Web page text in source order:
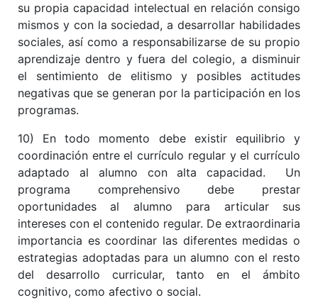
su propia capacidad intelectual en relación consigo
mismos y con la sociedad, a desarrollar habilidades
sociales, así como a responsabilizarse de su propio
aprendizaje dentro y fuera del colegio, a disminuir
el sentimiento de elitismo y posibles actitudes
negativas que se generan por la participación en los
programas.
10) En todo momento debe existir equilibrio y
coordinación entre el currículo regular y el currículo
adaptado al alumno con alta capacidad. Un
programa comprehensivo debe prestar
oportunidades al alumno para articular sus
intereses con el contenido regular. De extraordinaria
importancia es coordinar las diferentes medidas o
estrategias adoptadas para un alumno con el resto
del desarrollo curricular, tanto en el ámbito
cognitivo, como afectivo o social.